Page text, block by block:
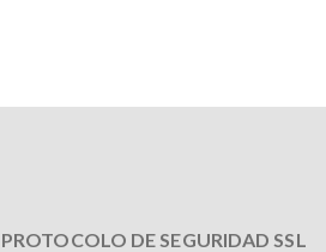
PROTOCOLO DE SEGURIDAD SSL